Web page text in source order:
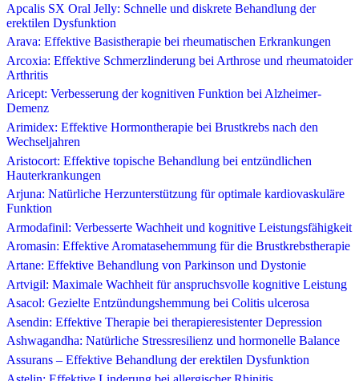
Apcalis SX Oral Jelly: Schnelle und diskrete Behandlung der
erektilen Dysfunktion
Arava: Effektive Basistherapie bei rheumatischen Erkrankungen
Arcoxia: Effektive Schmerzlinderung bei Arthrose und rheumatoider
Arthritis
Aricept: Verbesserung der kognitiven Funktion bei Alzheimer-
Demenz
Arimidex: Effektive Hormontherapie bei Brustkrebs nach den
Wechseljahren
Aristocort: Effektive topische Behandlung bei entzündlichen
Hauterkrankungen
Arjuna: Natürliche Herzunterstützung für optimale kardiovaskuläre
Funktion
Armodafinil: Verbesserte Wachheit und kognitive Leistungsfähigkeit
Aromasin: Effektive Aromatasehemmung für die Brustkrebstherapie
Artane: Effektive Behandlung von Parkinson und Dystonie
Artvigil: Maximale Wachheit für anspruchsvolle kognitive Leistung
Asacol: Gezielte Entzündungshemmung bei Colitis ulcerosa
Asendin: Effektive Therapie bei therapieresistenter Depression
Ashwagandha: Natürliche Stressresilienz und hormonelle Balance
Assurans – Effektive Behandlung der erektilen Dysfunktion